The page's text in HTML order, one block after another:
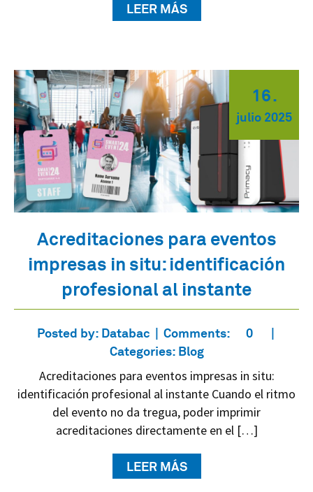
LEER MÁS
Acreditaciones para eventos
impresas in situ: identificación
profesional al instante
16.
julio 2025
Posted by: Databac Comments:
0
Categories: Blog
Acreditaciones para eventos impresas in situ:
identificación profesional al instante Cuando el ritmo
del evento no da tregua, poder imprimir
acreditaciones directamente en el […]
LEER MÁS